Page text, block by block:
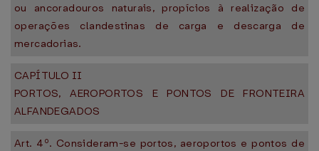
ou ancoradouros naturais, propícios à realização de
operações clandestinas de carga e descarga de
mercadorias.
CAPÍTULO II
PORTOS, AEROPORTOS E PONTOS DE FRONTEIRA
ALFANDEGADOS
Art. 4º. Consideram-se portos, aeroportos e pontos de